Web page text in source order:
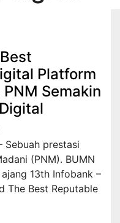
Platform
Semakin
Sebuah prestasi
(PNM). BUMN
13th Infobank –
The Best Reputable